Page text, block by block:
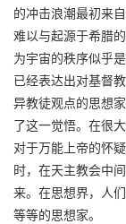
的冲击浪潮最初来
难以与起源于希腊
为宇宙的秩序似乎
已经表达出对基督
异教徒观点的思想
了这一觉悟。在很
对于万能上帝的怀
时，在天主教会中
来。在思想界，人
等等的思想家。